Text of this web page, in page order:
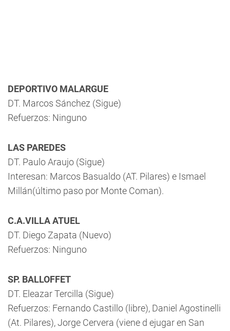
DEPORTIVO MALARGUE
DT. Marcos Sánchez (Sigue)
Refuerzos: Ninguno
LAS PAREDES
DT. Paulo Araujo (Sigue)
Interesan: Marcos Basualdo (AT. Pilares) e Ismael
Millán(último paso por Monte Coman).
C.A.VILLA ATUEL
DT. Diego Zapata (Nuevo)
Refuerzos: Ninguno
SP. BALLOFFET
DT. Eleazar Tercilla (Sigue)
Refuerzos: Fernando Castillo (libre), Daniel Agostinelli
(At. Pilares), Jorge Cervera (viene d ejugar en San